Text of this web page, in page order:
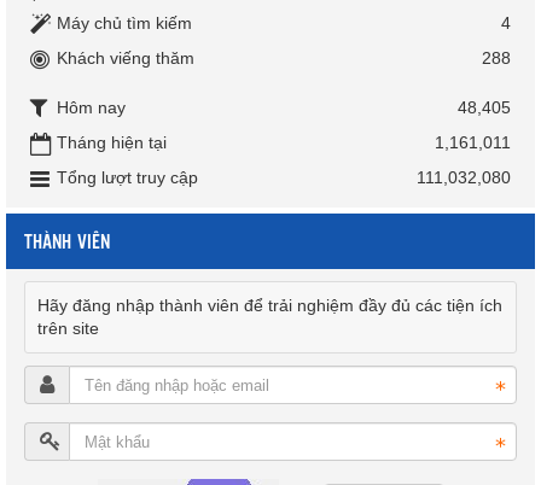
Máy chủ tìm kiếm
4
Khách viếng thăm
288
Hôm nay
48,405
Tháng hiện tại
1,161,011
Tổng lượt truy cập
111,032,080
THÀNH VIÊN
Hãy đăng nhập thành viên để trải nghiệm đầy đủ các tiện ích
trên site